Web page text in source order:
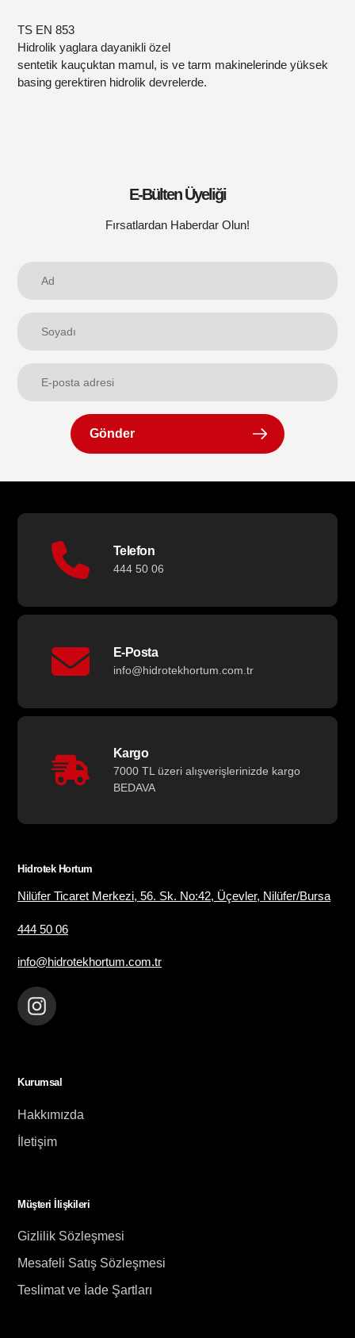
TS EN 853
Hidrolik yaglara dayanikli özel
sentetik kauçuktan mamul, is ve tarm makinelerinde yüksek
basing gerektiren hidrolik devrelerde.
E-Bülten Üyeliği
Fırsatlardan Haberdar Olun!
Gönder
Telefon
444 50 06
E-Posta
info@hidrotekhortum.com.tr
Kargo
7000 TL üzeri alışverişlerinizde kargo
BEDAVA
Hidrotek Hortum
Nilüfer Ticaret Merkezi, 56. Sk. No:42, Üçevler, Nilüfer/Bursa
444 50 06
info@hidrotekhortum.com.tr
Instagram
Kurumsal
Hakkımızda
İletişim
Müşteri İlişkileri
Gizlilik Sözleşmesi
Mesafeli Satış Sözleşmesi
Teslimat ve İade Şartları